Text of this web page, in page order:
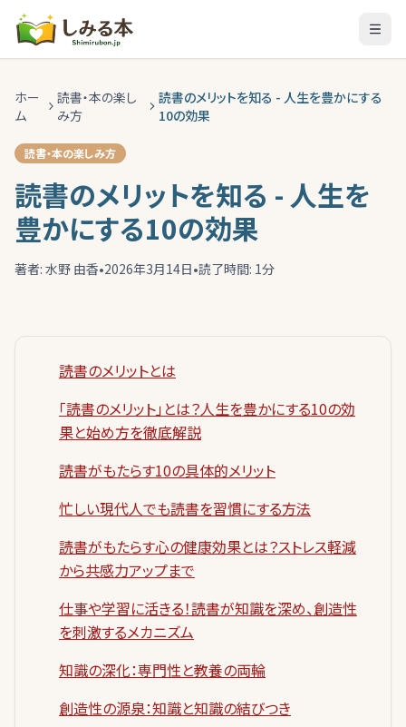
ホー
ム
読書・本の楽し
み方
読書のメリットを知る - 人生を豊かにする
10の効果
読書・本の楽しみ方
読書のメリットを知る - 人生を
豊かにする10の効果
著者: 水野 由香•2026年3月14日•読了時間: 1分
読書のメリットとは
「読書のメリット」とは？人生を豊かにする10の効
果と始め方を徹底解説
読書がもたらす10の具体的メリット
忙しい現代人でも読書を習慣にする方法
読書がもたらす心の健康効果とは？ストレス軽減
から共感力アップまで
仕事や学習に活きる！読書が知識を深め、創造性
を刺激するメカニズム
知識の深化：専門性と教養の両輪
創造性の源泉：知識と知識の結びつき